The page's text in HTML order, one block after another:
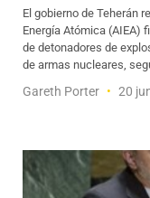
El gobierno de Teherán
Energía Atómica (AIEA)
de detonadores de
de armas nucleares,
Gareth Porter 20